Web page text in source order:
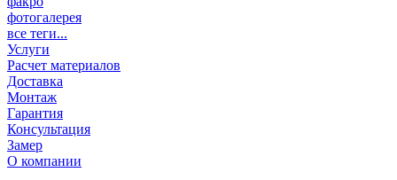
фотогалерея
все теги...
Услуги
Расчет материалов
Доставка
Монтаж
Гарантия
Консультация
Замер
О компании